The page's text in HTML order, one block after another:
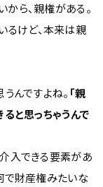
ら、親権がある。
るけど、本来は親
んですよね。 「親
と思っちゃうんで
入できる要素があ
で財産権みたいな